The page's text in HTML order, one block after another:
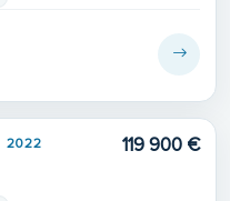
2022 119 900 €